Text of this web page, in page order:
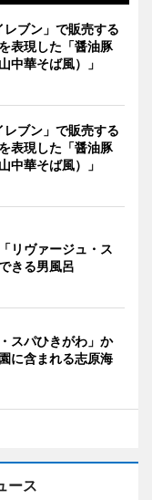
ブン」で販売する
表現した「醤油豚
中華そば風）」
ブン」で販売する
表現した「醤油豚
中華そば風）」
リヴァージュ・ス
きる男風呂
スパひきがわ」か
に含まれる志原海
ース